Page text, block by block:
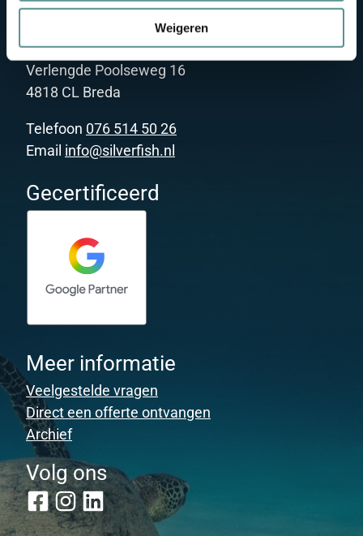
Weigeren
Neem contact op
Silverfish V.O.F.
Verlengde Poolseweg 16
4818 CL Breda
Telefoon 076 514 50 26
Email info@silverfish.nl
Gecertificeerd
Meer informatie
Veelgestelde vragen
Direct een offerte ontvangen
Archief
Volg ons